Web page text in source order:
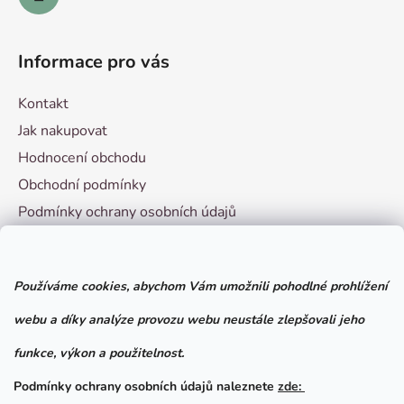
Používáme cookies, abychom Vám umožnili pohodlné prohlížení
webu a díky analýze provozu webu neustále zlepšovali jeho
funkce, výkon a použitelnost.
Podmínky ochrany osobních údajů naleznete zde:
Informace pro vás
Kontakt
Jak nakupovat
Hodnocení obchodu
Obchodní podmínky
Podmínky ochrany osobních údajů
Facebook